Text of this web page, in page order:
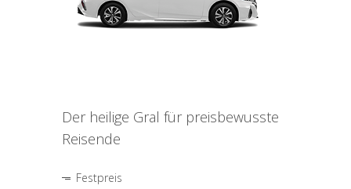
Der heilige Gral für preisbewusste
Reisende
Festpreis